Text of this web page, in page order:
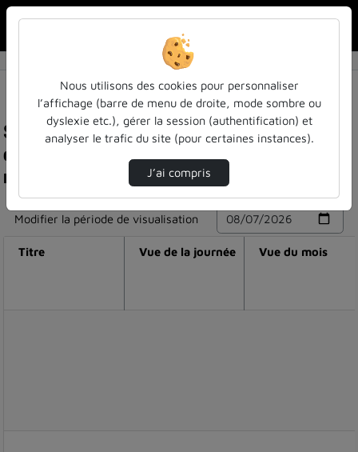
Statistiques de visualisation de la vidéo 50 ans
de jeux de rôle - 9 - l’histoire du jeu de rôle au
regard du guide du rôliste galactique
Modifier la période de visualisation
Titre Vue de la journée Vue du mois
Nous utilisons des cookies pour personnaliser
l’affichage (barre de menu de droite, mode sombre ou
dyslexie etc.), gérer la session (authentification) et
analyser le trafic du site (pour certaines instances).
J’ai compris